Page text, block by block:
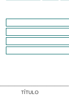
TÍTULO